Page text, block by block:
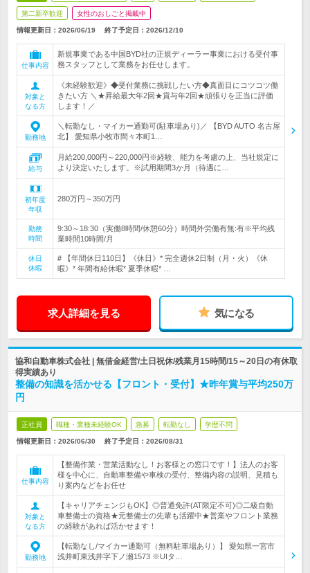
第二新卒歓迎 女性のおしごと掲載中
情報更新日：2026/06/19 終了予定日： 2026/12/10
仕事内容
新規事業である中国BYD社の正規ディーラー事業における受付事
務スタッフとして業務をお任せします。
対象と
なる方
《未経験歓迎》◆受付業務に挑戦したい方◆真面目にコツコツ働
きたい方 ＼★昇給最大年2回★賞与年2回★頑張りを正当に評価
します！／
勤務地
＼転勤なし・マイカー通勤可(駐車場あり)／ 【BYD AUTO 名古屋
北】 愛知県小牧市間々本町1…
給与
月給200,000円～220,000円※経験、能力を考慮の上、当社規定に
より決定いたします。※試用期間3か月（待遇に…
初年度
年収
280万円～350万円
勤務
時間
9:30～18:30（実働8時間/休憩60分）時間外労働有無:有※平均残
業時間10時間/月
休日
休暇
# 【年間休日110日】《休日》* 完全週休2日制（月・火）《休
暇》* 年間有給休暇* 夏季休暇* …
求人詳細を見る 気になる
協和自動車株式会社 | 無借金経営/土日祝休/残業月15時間/15～20日の有休取
得実績あり
整備の知識を活かせる【フロント・受付】★昨年賞与平均250万
円
正社員 職種・業種未経験OK 急募 転勤なし 学歴不問
情報更新日：2026/06/30 終了予定日： 2026/08/31
仕事内容
【整備作業・営業活動なし！お客様との窓口です！】法人のお客
様を中心に、自動車整備や車検の受付、整備内容の説明、見積も
り案内などをお任せ
対象と
なる方
【キャリアチェンジもOK】◎普通免許(AT限定不可)◎二級自動
車整備士の資格★元整備士の先輩も活躍中★営業やフロント業務
の経験があれば活かせます！
勤務地
【転勤なし/マイカー通勤可（無料駐車場あり）】 愛知県一宮市
浅井町東浅井字下ノ瀬1573 ※UIタ…